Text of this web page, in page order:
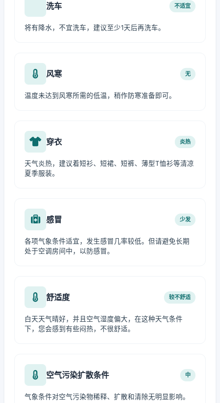
洗车 不适宜
将有降水，不宜洗车，建议至少1天后再洗车。
风寒 无
温度未达到风寒所需的低温，稍作防寒准备即可。
穿衣 炎热
天气炎热，建议着短衫、短裙、短裤、薄型T恤衫等清凉
夏季服装。
感冒 少发
各项气象条件适宜，发生感冒几率较低。但请避免长期
处于空调房间中，以防感冒。
舒适度 较不舒适
白天天气晴好，并且空气湿度偏大，在这种天气条件
下，您会感到有些闷热，不很舒适。
空气污染扩散条件 中
气象条件对空气污染物稀释、扩散和清除无明显影响。